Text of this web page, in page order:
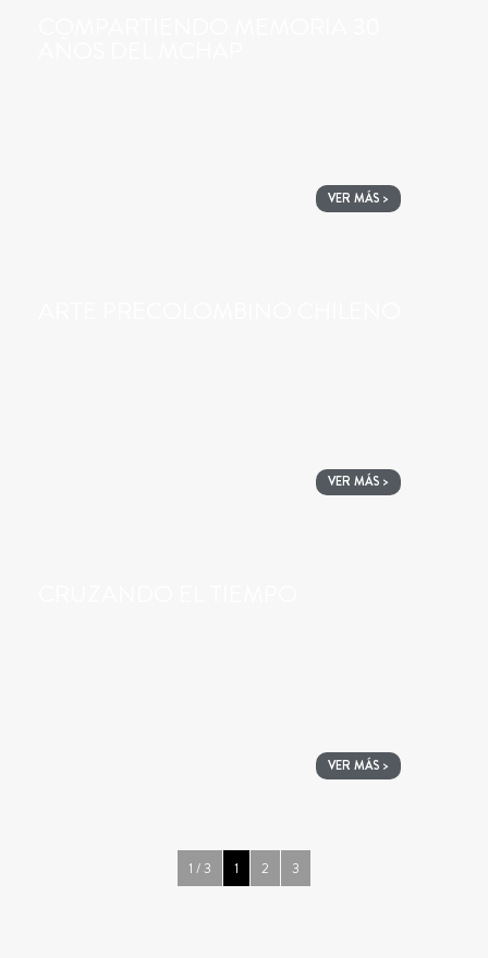
VER MÁS >
VER MÁS >
VER MÁS >
1 / 3 1 2 3